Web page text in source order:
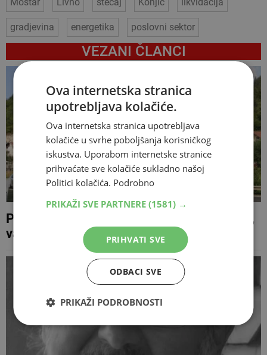
gradjevina energetika poslovni sektor
VEZANI ČLANCI
Požar iznad Kanjine i Živašnice lokaliziran,
vatrogasci tijekom noći branili kuće
Ova internetska stranica
upotrebljava kolačiće.
Ova internetska stranica upotrebljava
kolačiće u svrhe poboljšanja korisničkog
iskustva. Uporabom internetske stranice
prihvaćate sve kolačiće sukladno našoj
Politici kolačića. Podrobno
PRIKAŽI SVE PARTNERE (1581) →
PRIHVATI SVE
ODBACI SVE
PRIKAŽI PODROBNOSTI